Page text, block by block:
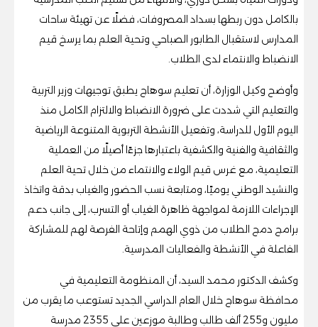
بالكامل دون ربطها بسداد المصروفات، فضلًا عن تهيئة ساحات
المدارس لاستقبال الطابور الصباحي وتحية العلم بما يرسخ قيم
الانضباط والانتماء لدى الطلاب.
وأوضح وكيل الوزارة، أن تعليم سوهاج يطبق توجيهات وزير التربية
والتعليم التي شددت على ضرورة الانضباط والالتزام الكامل منذ
اليوم الأول للدراسة، وتفعيل الأنشطة التربوية المتنوعة الرياضية
والثقافية والفنية والكشفية باعتبارها جزءًا أصيلًا من العملية
التعليمية، مع غرس قيم الولاء والانتماء من خلال تحية العلم
والنشيد الوطني يوميًا، ومتابعة نسب الحضور والغياب بدقة واتخاذ
الإجراءات اللازمة لمواجهة ظاهرة الغياب أو التسرب، إلى جانب دعم
برامج دمج الطلاب من ذوي الهمم وإتاحة الفرصة لهم للمشاركة
الفاعلة في الأنشطة والفعاليات المدرسية.
وكشف الدكتور محمد السيد، أن المنظومة التعليمية في
محافظة سوهاج خلال العام الدراسي الجديد تستوعب ما يقرب من
مليون و255 ألف طالب وطالبة موزعين على 2355 مدرسة